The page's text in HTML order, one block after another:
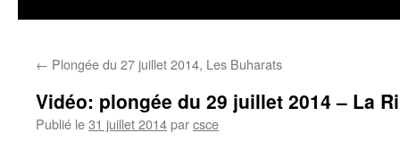
← Plongée du 27 juillet 2014, Les Buharats
Publié le31 juillet 2014parcsce